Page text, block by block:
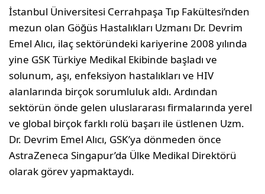
İstanbul Üniversitesi Cerrahpaşa Tıp Fakültesi’nden
mezun olan Göğüs Hastalıkları Uzmanı Dr. Devrim
Emel Alıcı, ilaç sektöründeki kariyerine 2008 yılında
yine GSK Türkiye Medikal Ekibinde başladı ve
solunum, aşı, enfeksiyon hastalıkları ve HIV
alanlarında birçok sorumluluk aldı. Ardından
sektörün önde gelen uluslararası firmalarında yerel
ve global birçok farklı rolü başarı ile üstlenen Uzm.
Dr. Devrim Emel Alıcı, GSK’ya dönmeden önce
AstraZeneca Singapur’da Ülke Medikal Direktörü
olarak görev yapmaktaydı.